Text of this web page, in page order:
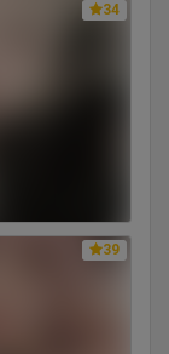
34
39